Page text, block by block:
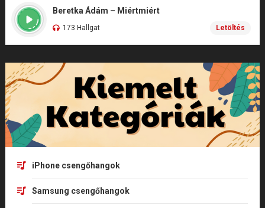
Beretka Ádám – Miértmiért
173 Hallgat Letöltés
iPhone csengőhangok
Samsung csengőhangok